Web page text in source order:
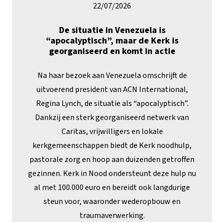
22/07/2026
De situatie in Venezuela is
“apocalyptisch”, maar de Kerk is
georganiseerd en komt in actie
Na haar bezoek aan Venezuela omschrijft de
uitvoerend president van ACN International,
Regina Lynch, de situatie als “apocalyptisch”.
Dankzij een sterk georganiseerd netwerk van
Caritas, vrijwilligers en lokale
kerkgemeenschappen biedt de Kerk noodhulp,
pastorale zorg en hoop aan duizenden getroffen
gezinnen. Kerk in Nood ondersteunt deze hulp nu
al met 100.000 euro en bereidt ook langdurige
steun voor, waaronder wederopbouw en
traumaverwerking.